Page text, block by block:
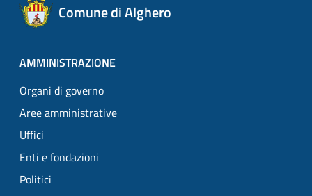
Comune di Alghero
AMMINISTRAZIONE
Organi di governo
Aree amministrative
Uffici
Enti e fondazioni
Politici